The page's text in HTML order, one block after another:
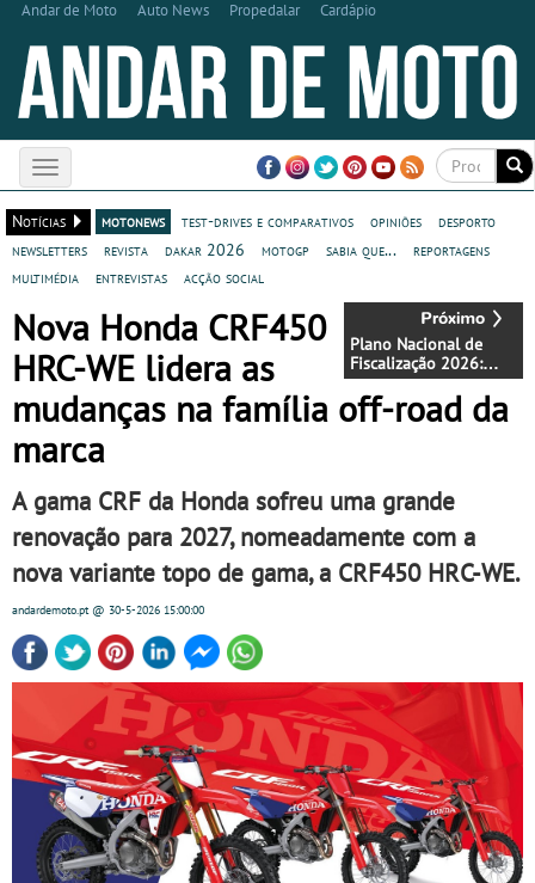
Andar de Moto Auto News Propedalar Cardápio
Toggle
navigation
Notícias
motonews test-drives e comparativos opiniões
desporto
newsletters
revista dakar 2026 motogp sabia que...
reportagens
multimédia
entrevistas acção social
Plano Nacional de
Fiscalização 2026:
balanço da 5.ª
Campanha “duas rodas
─ agarre-se à vida”
Nova Honda CRF450
HRC-WE lidera as
mudanças na família off-road da
marca
A gama CRF da Honda sofreu uma grande
renovação para 2027, nomeadamente com a
nova variante topo de gama, a CRF450 HRC-WE.
andardemoto.pt@ 30-5-2026 15:00:00